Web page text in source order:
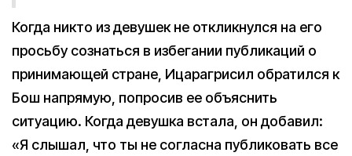
Когда никто из девушек не откликнулся на его
просьбу сознаться в избегании публикаций о
принимающей стране, Ицарагрисил обратился к
Бош напрямую, попросив ее объяснить
ситуацию. Когда девушка встала, он добавил:
«Я слышал, что ты не согласна публиковать все